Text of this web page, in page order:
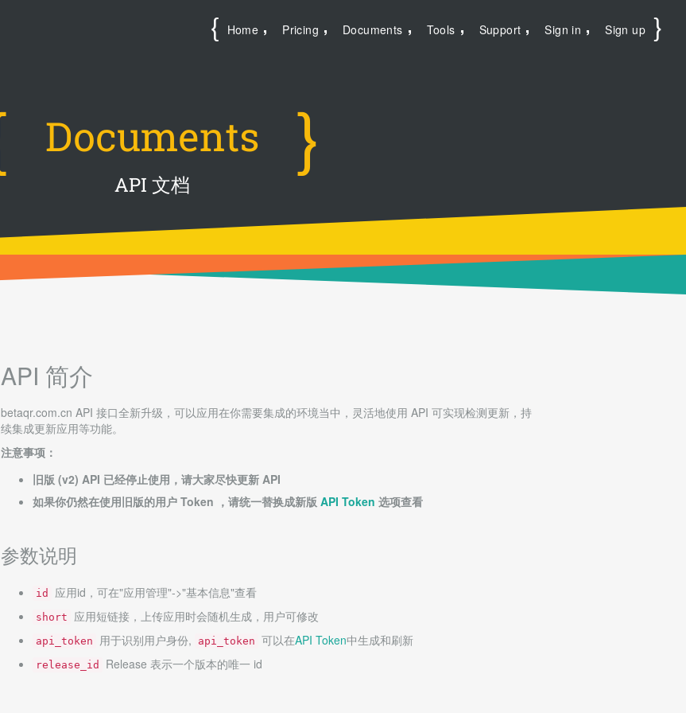
Home Pricing Documents Tools Support Sign in Sign up
Documents
API 文档
API 简介
betaqr.com.cn API 接口全新升级，可以应用在你需要集成的环境当中，灵活地使用 API 可实现检测更新，持
续集成更新应用等功能。
注意事项：
旧版 (v2) API 已经停止使用，请大家尽快更新 API
如果你仍然在使用旧版的用户 Token ，请统一替换成新版 API Token 选项查看
参数说明
id 应用id，可在"应用管理"->"基本信息"查看
short 应用短链接，上传应用时会随机生成，用户可修改
api_token 用于识别用户身份, api_token 可以在API Token中生成和刷新
release_id Release 表示一个版本的唯一 id